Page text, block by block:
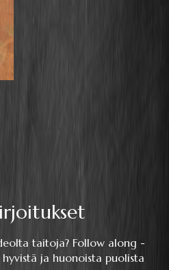
taitoja? Follow along -
ja huonoista puolista